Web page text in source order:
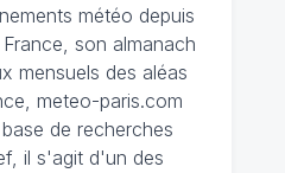
météo depuis
son almanach
mensuels des aléas
meteo-paris.com
de recherches
il s'agit d'un des